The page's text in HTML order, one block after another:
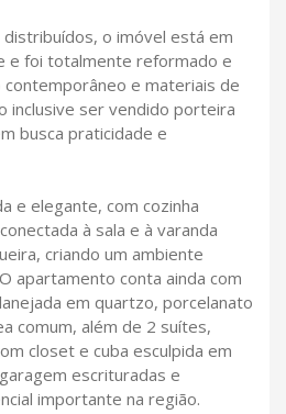
distribuídos, o imóvel está em
e foi totalmente reformado e
e materiais de
ser vendido porteira
busca praticidade e
e elegante, com cozinha
à sala e à varanda
criando um ambiente
apartamento conta ainda com
em quartzo, porcelanato
comum, além de 2 suítes,
closet e cuba esculpida em
escrituradas e
importante na região.